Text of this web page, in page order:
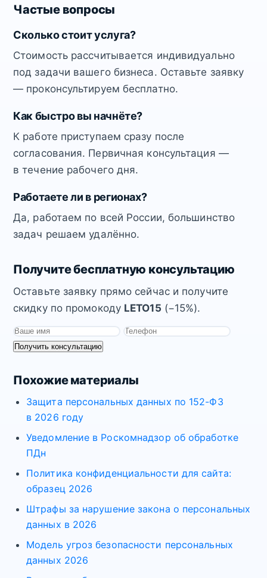
Частые вопросы
Сколько стоит услуга?
Стоимость рассчитывается индивидуально
под задачи вашего бизнеса. Оставьте заявку
— проконсультируем бесплатно.
Как быстро вы начнёте?
К работе приступаем сразу после
согласования. Первичная консультация —
в течение рабочего дня.
Работаете ли в регионах?
Да, работаем по всей России, большинство
задач решаем удалённо.
Получите бесплатную консультацию
Оставьте заявку прямо сейчас и получите
скидку по промокоду LETO15 (−15%).
Получить консультацию
Похожие материалы
Защита персональных данных по 152-ФЗ
в 2026 году
Уведомление в Роскомнадзор об обработке
ПДн
Политика конфиденциальности для сайта:
образец 2026
Штрафы за нарушение закона о персональных
данных в 2026
Модель угроз безопасности персональных
данных 2026